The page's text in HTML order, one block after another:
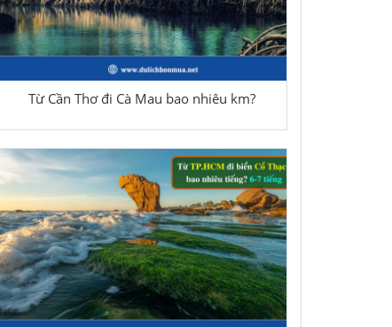
Từ Cần Thơ đi Cà Mau bao nhiêu km?